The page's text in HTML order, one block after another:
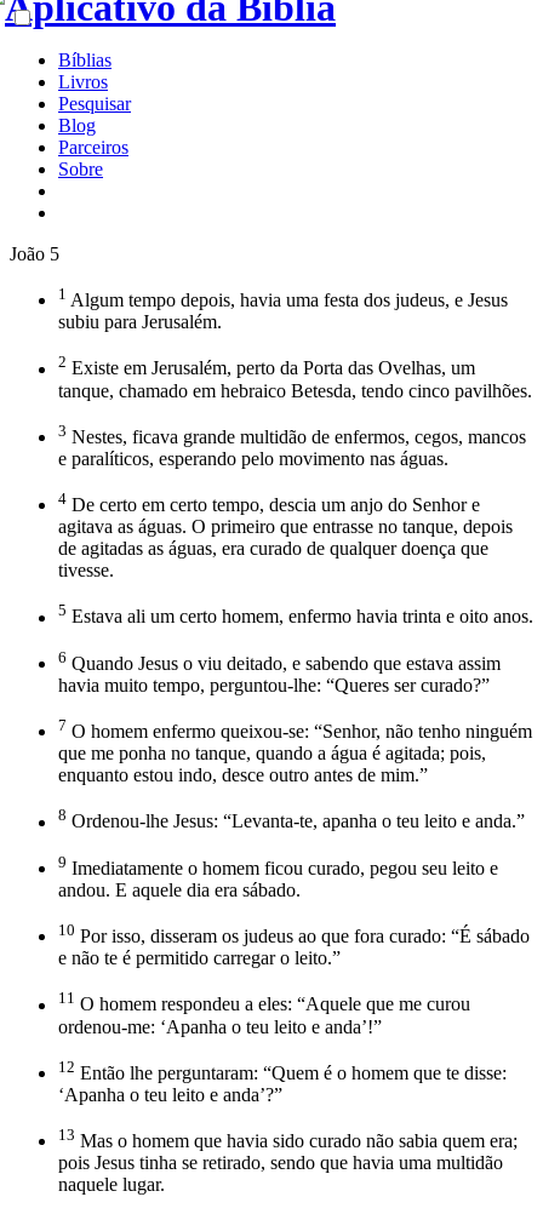
Bíblias
Livros
Pesquisar
Blog
Parceiros
Sobre
João 5
1 Algum tempo depois, havia uma festa dos judeus, e Jesus
subiu para Jerusalém.
2 Existe em Jerusalém, perto da Porta das Ovelhas, um
tanque, chamado em hebraico Betesda, tendo cinco pavilhões.
3 Nestes, ficava grande multidão de enfermos, cegos, mancos
e paralíticos, esperando pelo movimento nas águas.
4 De certo em certo tempo, descia um anjo do Senhor e
agitava as águas. O primeiro que entrasse no tanque, depois
de agitadas as águas, era curado de qualquer doença que
tivesse.
5 Estava ali um certo homem, enfermo havia trinta e oito anos.
6 Quando Jesus o viu deitado, e sabendo que estava assim
havia muito tempo, perguntou-lhe: “Queres ser curado?”
7 O homem enfermo queixou-se: “Senhor, não tenho ninguém
que me ponha no tanque, quando a água é agitada; pois,
enquanto estou indo, desce outro antes de mim.”
8 Ordenou-lhe Jesus: “Levanta-te, apanha o teu leito e anda.”
9 Imediatamente o homem ficou curado, pegou seu leito e
andou. E aquele dia era sábado.
10 Por isso, disseram os judeus ao que fora curado: “É sábado
e não te é permitido carregar o leito.”
11 O homem respondeu a eles: “Aquele que me curou
ordenou-me: ‘Apanha o teu leito e anda’!”
12 Então lhe perguntaram: “Quem é o homem que te disse:
‘Apanha o teu leito e anda’?”
13 Mas o homem que havia sido curado não sabia quem era;
pois Jesus tinha se retirado, sendo que havia uma multidão
naquele lugar.